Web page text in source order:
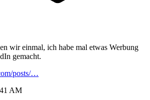
wir einmal, ich habe mal etwas Werbung
gemacht.
posts/…
AM